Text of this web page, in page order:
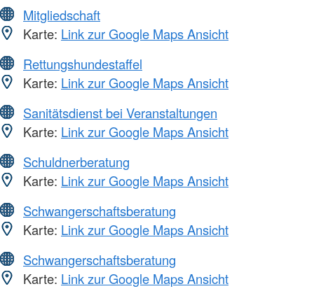
Mitgliedschaft
Karte: Link zur Google Maps Ansicht
Rettungshundestaffel
Karte: Link zur Google Maps Ansicht
Sanitätsdienst bei Veranstaltungen
Karte: Link zur Google Maps Ansicht
Schuldnerberatung
Karte: Link zur Google Maps Ansicht
Schwangerschaftsberatung
Karte: Link zur Google Maps Ansicht
Schwangerschaftsberatung
Karte: Link zur Google Maps Ansicht